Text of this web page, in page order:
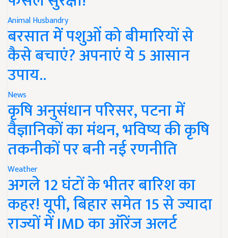
Animal Husbandry
बरसात में पशुओं को बीमारियों से
कैसे बचाएं? अपनाएं ये 5 आसान
उपाय..
News
कृषि अनुसंधान परिसर, पटना में
वैज्ञानिकों का मंथन, भविष्य की कृषि
तकनीकों पर बनी नई रणनीति
Weather
अगले 12 घंटों के भीतर बारिश का
कहर! यूपी, बिहार समेत 15 से ज्यादा
राज्यों में IMD का ऑरेंज अलर्ट